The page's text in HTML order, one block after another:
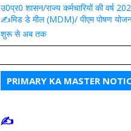
उ0प्र0 शासन/राज्य कर्मचारियों की वर्ष
✍️मिड डे मील (MDM)/ पीएम पोषण
शुरू से अब तक
PRIMARY KA MASTER
✍